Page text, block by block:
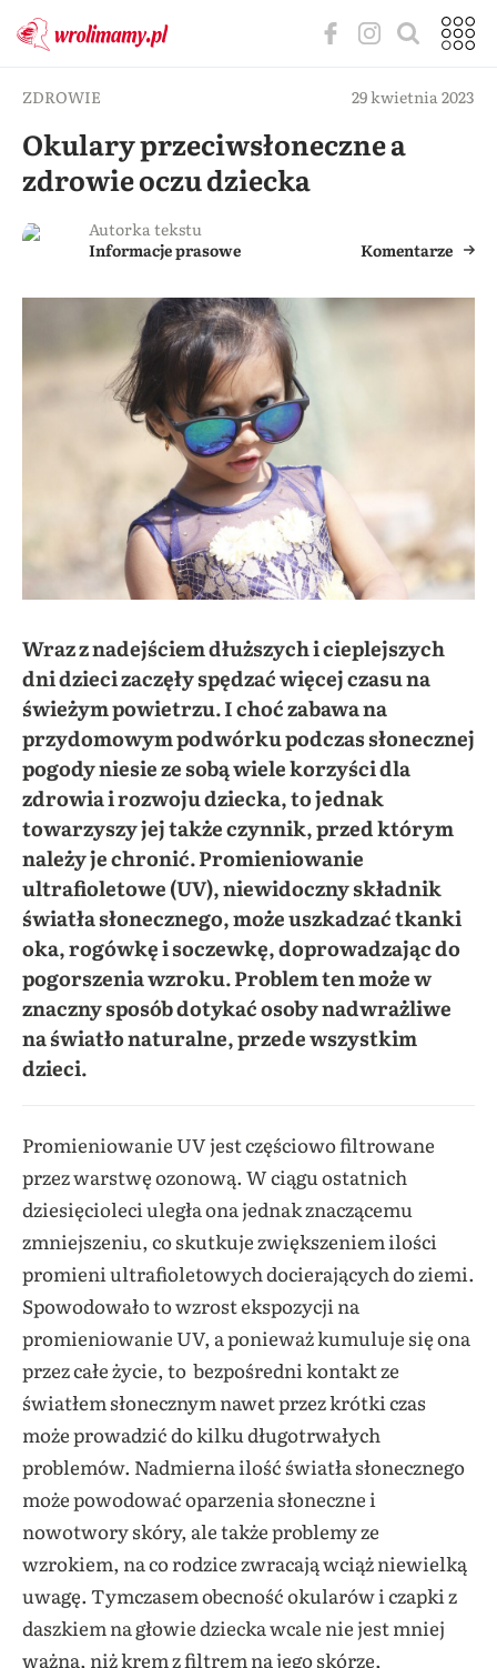
ZDROWIE 29 kwietnia 2023
Okulary przeciwsłoneczne a
zdrowie oczu dziecka
Autorka tekstu
Informacje prasowe
Komentarze
Wraz z nadejściem dłuższych i cieplejszych
dni dzieci zaczęły spędzać więcej czasu na
świeżym powietrzu. I choć zabawa na
przydomowym podwórku podczas słonecznej
pogody niesie ze sobą wiele korzyści dla
zdrowia i rozwoju dziecka, to jednak
towarzyszy jej także czynnik, przed którym
należy je chronić. Promieniowanie
ultrafioletowe (UV), niewidoczny składnik
światła słonecznego, może uszkadzać tkanki
oka, rogówkę i soczewkę, doprowadzając do
pogorszenia wzroku. Problem ten może w
znaczny sposób dotykać osoby nadwrażliwe
na światło naturalne, przede wszystkim
dzieci.
Promieniowanie UV jest częściowo filtrowane
przez warstwę ozonową. W ciągu ostatnich
dziesięcioleci uległa ona jednak znaczącemu
zmniejszeniu, co skutkuje zwiększeniem ilości
promieni ultrafioletowych docierających do ziemi.
Spowodowało to wzrost ekspozycji na
promieniowanie UV, a ponieważ kumuluje się ona
przez całe życie, to bezpośredni kontakt ze
światłem słonecznym nawet przez krótki czas
może prowadzić do kilku długotrwałych
problemów. Nadmierna ilość światła słonecznego
może powodować oparzenia słoneczne i
nowotwory skóry, ale także problemy ze
wzrokiem, na co rodzice zwracają wciąż niewielką
uwagę. Tymczasem obecność okularów i czapki z
daszkiem na głowie dziecka wcale nie jest mniej
ważna, niż krem z filtrem na jego skórze,